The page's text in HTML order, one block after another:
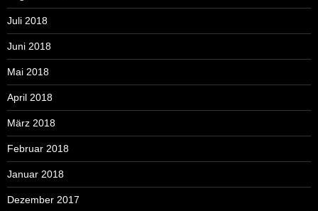
Juli 2018
Juni 2018
Mai 2018
April 2018
März 2018
Februar 2018
Januar 2018
Dezember 2017